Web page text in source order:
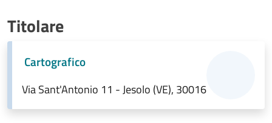
Titolare
Cartografico
Via Sant'Antonio 11 - Jesolo (VE), 30016